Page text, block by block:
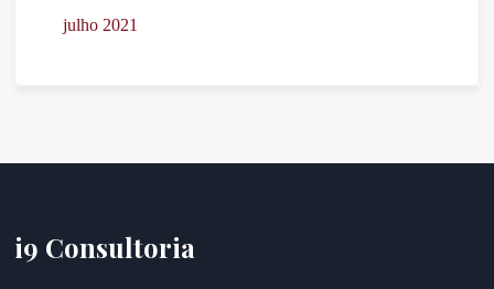
julho 2021
i9 Consultoria